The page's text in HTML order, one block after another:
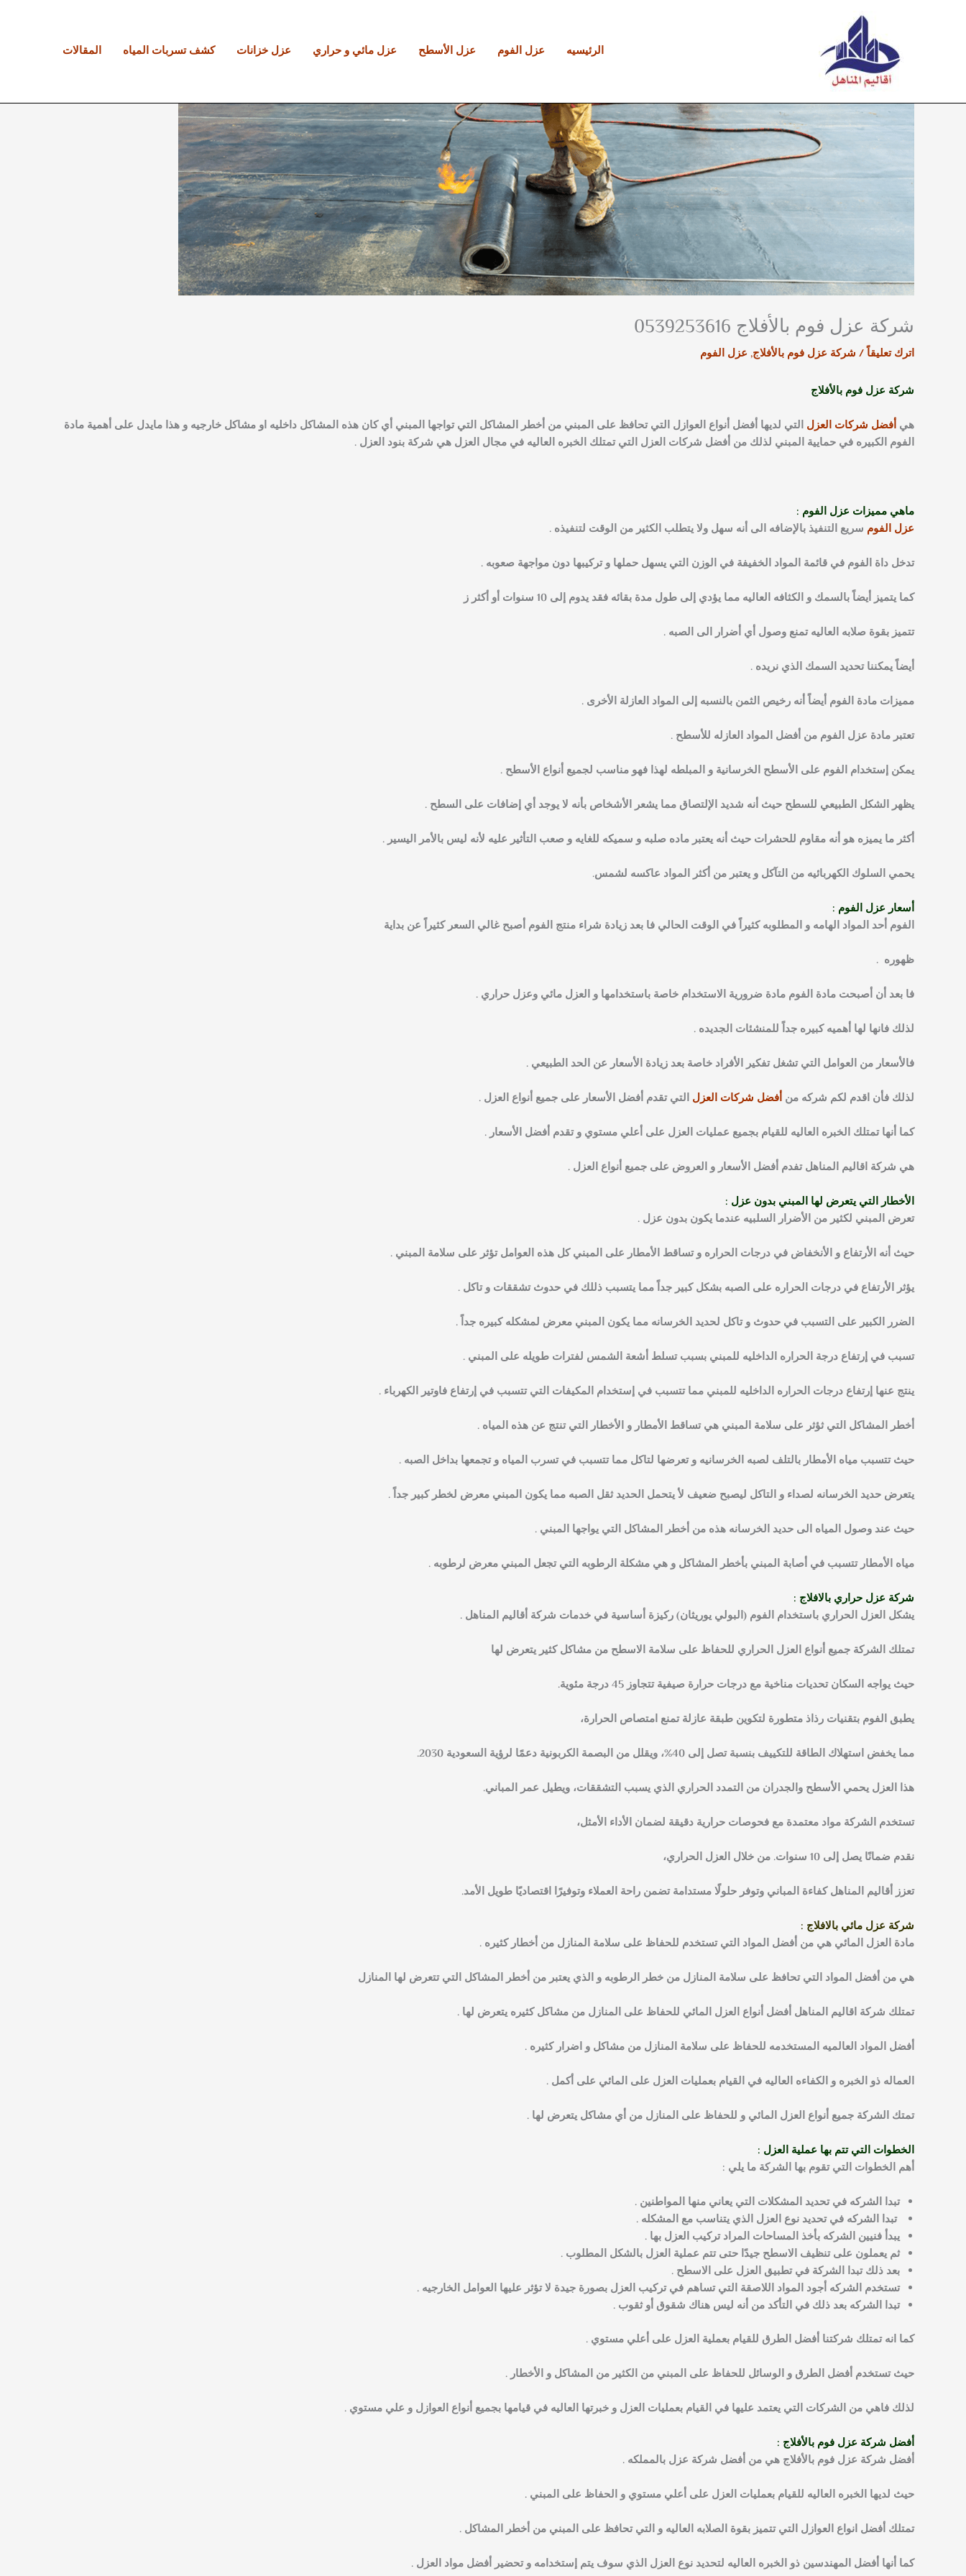
الرئيسيه عزل الفوم عزل الأسطح عزل مائي و حراري عزل خزانات كشف تسربات المياه المقالات
شركة عزل فوم بالأفلاج 0539253616
اترك تعليقاً / شركة عزل فوم بالأفلاج, عزل الفوم
شركة عزل فوم بالأفلاج
هي أفضل شركات العزل التي لديها أفضل أنواع العوازل التي تحافظ على المبني من أخطر المشاكل التي تواجها المبني أي كان هذه المشاكل داخليه او مشاكل خارجيه و هذا مايدل على أهمية مادة
الفوم الكبيره في حمايية المبني لذلك من أفضل شركات العزل التي تمتلك الخبره العاليه في مجال العزل هي شركة بنود العزل .
ماهي مميزات عزل الفوم :
عزل الفوم سريع التنفيذ بالإضافه الى أنه سهل ولا يتطلب الكثير من الوقت لتنفيذه .
تدخل داة الفوم في قائمة المواد الخفيفة في الوزن التي يسهل حملها و تركيبها دون مواجهة صعوبه .
كما يتميز أيضاً بالسمك و الكثافه العاليه مما يؤدي إلى طول مدة بقائه فقد يدوم إلى 10 سنوات أو أكثر ز
تتميز بقوة صلابه العاليه تمنع وصول أي أضرار الى الصبه .
أيضاً يمكننا تحديد السمك الذي نريده .
مميزات مادة الفوم أيضاً أنه رخيص الثمن بالنسبه إلى المواد العازلة الأخرى .
تعتبر مادة عزل الفوم من أفضل المواد العازله للأسطح .
يمكن إستخدام الفوم على الأسطح الخرسانية و المبلطه لهذا فهو مناسب لجميع أنواع الأسطح .
يظهر الشكل الطبيعي للسطح حيث أنه شديد الإلتصاق مما يشعر الأشخاص بأنه لا يوجد أي إضافات على السطح .
أكثر ما يميزه هو أنه مقاوم للحشرات حيث أنه يعتبر ماده صلبه و سميكه للغايه و صعب التأثير عليه لأنه ليس بالأمر اليسير .
يحمي السلوك الكهربائيه من التآكل و يعتبر من أكثر المواد عاكسه لشمس.
أسعار عزل الفوم :
الفوم أحد المواد الهامه و المطلوبه كثيراً في الوقت الحالي فا بعد زيادة شراء منتج الفوم أصبح غالي السعر كثيراً عن بداية
ظهوره .
فا بعد أن أصبحت مادة الفوم مادة ضرورية الاستخدام خاصة باستخدامها و العزل مائي وعزل حراري .
لذلك فانها لها أهميه كبيره جداً للمنشئات الجديده .
فالأسعار من العوامل التي تشغل تفكير الأفراد خاصة بعد زيادة الأسعار عن الحد الطبيعي .
لذلك فأن اقدم لكم شركه من أفضل شركات العزل التي تقدم أفضل الأسعار على جميع أنواع العزل .
كما أنها تمتلك الخبره العاليه للقيام بجميع عمليات العزل على أعلي مستوي و تقدم أفضل الأسعار .
هي شركة اقاليم المناهل تفدم أفضل الأسعار و العروض على جميع أنواع العزل .
الأخطار التي يتعرض لها المبني بدون عزل :
تعرض المبني لكثير من الأضرار السلبيه عندما يكون بدون عزل .
حيث أنه الأرتفاع و الأنخفاض في درجات الحراره و تساقط الأمطار على المبني كل هذه العوامل تؤثر على سلامة المبني .
يؤثر الأرتفاع في درجات الحراره على الصبه بشكل كبير جداً مما يتسبب ذللك في حدوث تشققات و تاكل .
الضرر الكبير على التسبب في حدوث و تاكل لحديد الخرسانه مما يكون المبني معرض لمشكله كبيره جداً .
تسبب في إرتفاع درجة الحراره الداخليه للمبني بسبب تسلط أشعة الشمس لفترات طويله على المبني .
ينتج عنها إرتفاع درجات الحراره الداخليه للمبني مما تتسبب في إستخدام المكيفات التي تتسبب في إرتفاع فاوتير الكهرباء .
أخطر المشاكل التي ثؤثر على سلامة المبني هي تساقط الأمطار و الأخطار التي تنتج عن هذه المياه .
حيث تتسبب مياه الأمطار بالتلف لصبه الخرسانيه و تعرضها لتاكل مما تتسبب في تسرب المياه و تجمعها بداخل الصبه .
يتعرض حديد الخرسانه لصداء و التاكل ليصبح ضعيف لأ يتحمل الحديد ثقل الصبه مما يكون المبني معرض لخطر كبير جداً .
حيث عند وصول المياه الى حديد الخرسانه هذه من أخطر المشاكل التي يواجها المبني .
مياه الأمطار تتسبب في أصابة المبني بأخطر المشاكل و هي مشكلة الرطوبه التي تجعل المبني معرض لرطوبه .
شركة عزل حراري بالافلاج :
يشكل العزل الحراري باستخدام الفوم (البولي يوريثان) ركيزة أساسية في خدمات شركة أقاليم المناهل .
تمتلك الشركة جميع أنواع العزل الحراري للحفاظ على سلامة الاسطح من مشاكل كثير يتعرض لها
حيث يواجه السكان تحديات مناخية مع درجات حرارة صيفية تتجاوز 45 درجة مئوية.
يطبق الفوم بتقنيات رذاذ متطورة لتكوين طبقة عازلة تمنع امتصاص الحرارة،
مما يخفض استهلاك الطاقة للتكييف بنسبة تصل إلى 40%، ويقلل من البصمة الكربونية دعمًا لرؤية السعودية 2030.
هذا العزل يحمي الأسطح والجدران من التمدد الحراري الذي يسبب التشققات، ويطيل عمر المباني.
تستخدم الشركة مواد معتمدة مع فحوصات حرارية دقيقة لضمان الأداء الأمثل،
نقدم ضمانًا يصل إلى 10 سنوات. من خلال العزل الحراري،
تعزز أقاليم المناهل كفاءة المباني وتوفر حلولًا مستدامة تضمن راحة العملاء وتوفيرًا اقتصاديًا طويل الأمد.
شركة عزل مائي بالافلاج :
مادة العزل المائي هي من أفضل المواد التي تستخدم للحفاظ على سلامة المنازل من أخطار كثيره .
هي من أفضل المواد التي تحافظ على سلامة المنازل من خطر الرطوبه و الذي يعتبر من أخطر المشاكل التي تتعرض لها المنازل
تمتلك شركة اقاليم المناهل أفضل أنواع العزل المائي للحفاظ على المنازل من مشاكل كثيره يتعرض لها .
أفضل المواد العالميه المستخدمه للحفاظ على سلامة المنازل من مشاكل و اضرار كثيره .
العماله ذو الخبره و الكفاءه العاليه في القيام بعمليات العزل على المائي على أكمل .
تمتك الشركة جميع أنواع العزل المائي و للحفاظ على المنازل من أي مشاكل يتعرض لها .
الخطوات التي تتم بها عملية العزل :
أهم الخطوات التي تقوم بها الشركة ما يلي :
تبدا الشركه في تحديد المشكلات التي يعاني منها المواطنين .
تبدا الشركه في تحديد نوع العزل الذي يتناسب مع المشكله .
يبدأ فنيين الشركه بأخذ المساحات المراد تركيب العزل بها .
ثم يعملون على تنظيف الاسطح جيدًا حتى تتم عملية العزل بالشكل المطلوب .
بعد ذلك تبدا الشركة في تطبيق العزل على الاسطح .
تستخدم الشركه أجود المواد اللاصقة التي تساهم في تركيب العزل بصورة جيدة لا تؤثر عليها العوامل الخارجيه .
تبدا الشركه بعد ذلك في التأكد من أنه ليس هناك شقوق أو ثقوب .
كما انه تمتلك شركتنا أفضل الطرق للقيام بعملية العزل على أعلي مستوي .
حيث تستخدم أفضل الطرق و الوسائل للحفاظ على المبني من الكثير من المشاكل و الأخطار .
لذلك فاهي من الشركات التي يعتمد عليها في القيام بعمليات العزل و خبرتها العاليه في قيامها بجميع أنواع العوازل و علي مستوي .
أفضل شركة عزل فوم بالأفلاج :
أفضل شركة عزل فوم بالأفلاج هي من أفضل شركة عزل بالمملكه .
حيث لديها الخبره العاليه للقيام بعمليات العزل على أعلي مستوي و الحفاظ على المبني .
تمتلك أفضل انواع العوازل التي تتميز بقوة الصلابه العاليه و التي تحافظ على المبني من أخطر المشاكل .
كما أنها أفضل المهندسين ذو الخبره العاليه لتحديد نوع العزل الذي سوف يتم إستخدامه و تحضير أفضل مواد العزل .